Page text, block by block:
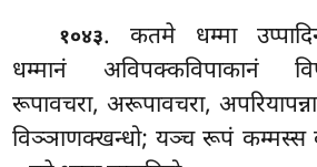
१०४३. कतमे धम्मा
धम्मानं अविपक्कविपाकानं
रूपावचरा, अरूपावचरा,
विञ्ञाणक्खन्धो; यञ्च रूपं कम्मस्स